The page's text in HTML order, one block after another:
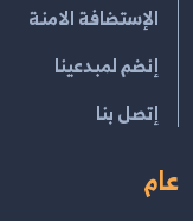
الإستضافة الامنة
إنضم لمبدعينا
إتصل بنا
عام